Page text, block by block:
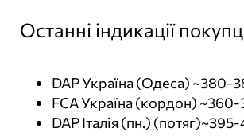
Останні індикації
DAP Україна (Одеса) ~380-
FCA Україна (кордон)
DAP Італія (пн.)